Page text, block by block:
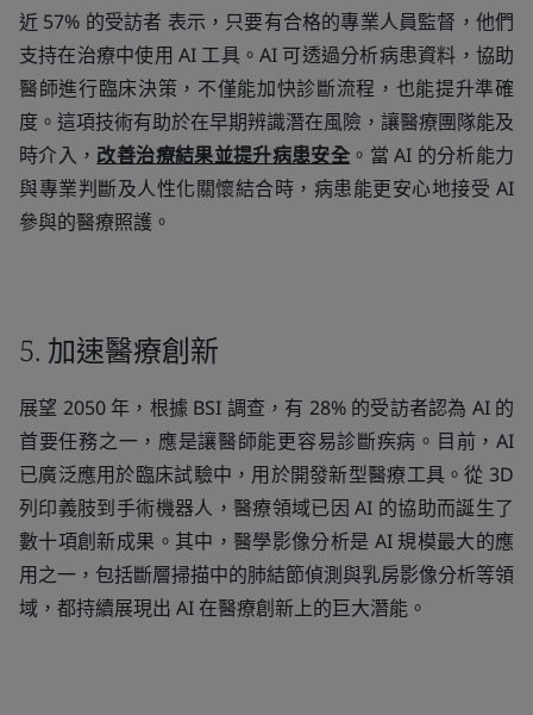
近 57% 的受訪者 表示，只要有合格的專業人員監督，他們
支持在治療中使用 AI 工具。AI 可透過分析病患資料，協助
醫師進行臨床決策，不僅能加快診斷流程，也能提升準確
度。這項技術有助於在早期辨識潛在風險，讓醫療團隊能及
時介入， 改善治療結果並提升病患安全 。當 AI 的分析能力
與專業判斷及人性化關懷結合時，病患能更安心地接受 AI
參與的醫療照護。
5. 加速醫療創新
展望 2050 年，根據 BSI 調查，有 28% 的受訪者認為 AI 的
首要任務之一，應是讓醫師能更容易診斷疾病。目前，AI
已廣泛應用於臨床試驗中，用於開發新型醫療工具。從 3D
列印義肢到手術機器人，醫療領域已因 AI 的協助而誕生了
數十項創新成果。其中，醫學影像分析是 AI 規模最大的應
用之一，包括斷層掃描中的肺結節偵測與乳房影像分析等領
域，都持續展現出 AI 在醫療創新上的巨大潛能。